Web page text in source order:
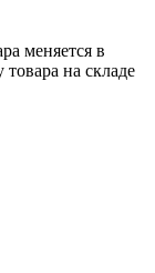
меняется в
товара на складе